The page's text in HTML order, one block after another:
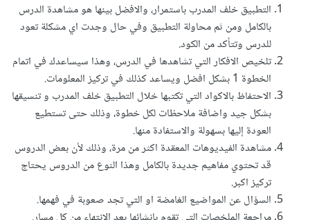
التطبيق خلف المدرب باستمرار، والافضل بينها هو مشاهدة الدرس
بالكامل ومن ثم محاولة التطبيق وفي حال وجدت اي مشكلة تعود
للدرس وتتأكد من الكود.
تلخيص الافكار التي تشاهدها في الدرس، وهذا سيساعدك في اتمام
الخطوة 1 بشكل افضل ويساعد كذلك في تركيز المعلومات.
الاحتفاظ بالاكواد التي تكتبها خلال التطبيق خلف المدرب و تنسيقها
بشكل جيد واضافة ملاحظات لكل خطوة، وذلك حتى تستطيع
العودة إليها بسهولة والاستفادة منها.
مشاهدة الفيديوهات المعقدة اكثر من مرة، وذلك لأن بعض الدروس
قد تحتوي مفاهيم جديدة بالكامل وهذا النوع من الدروس يحتاج
تركيز اكبر.
السؤال عن المواضيع الغامضة او التي تجد صعوبة في فهمها.